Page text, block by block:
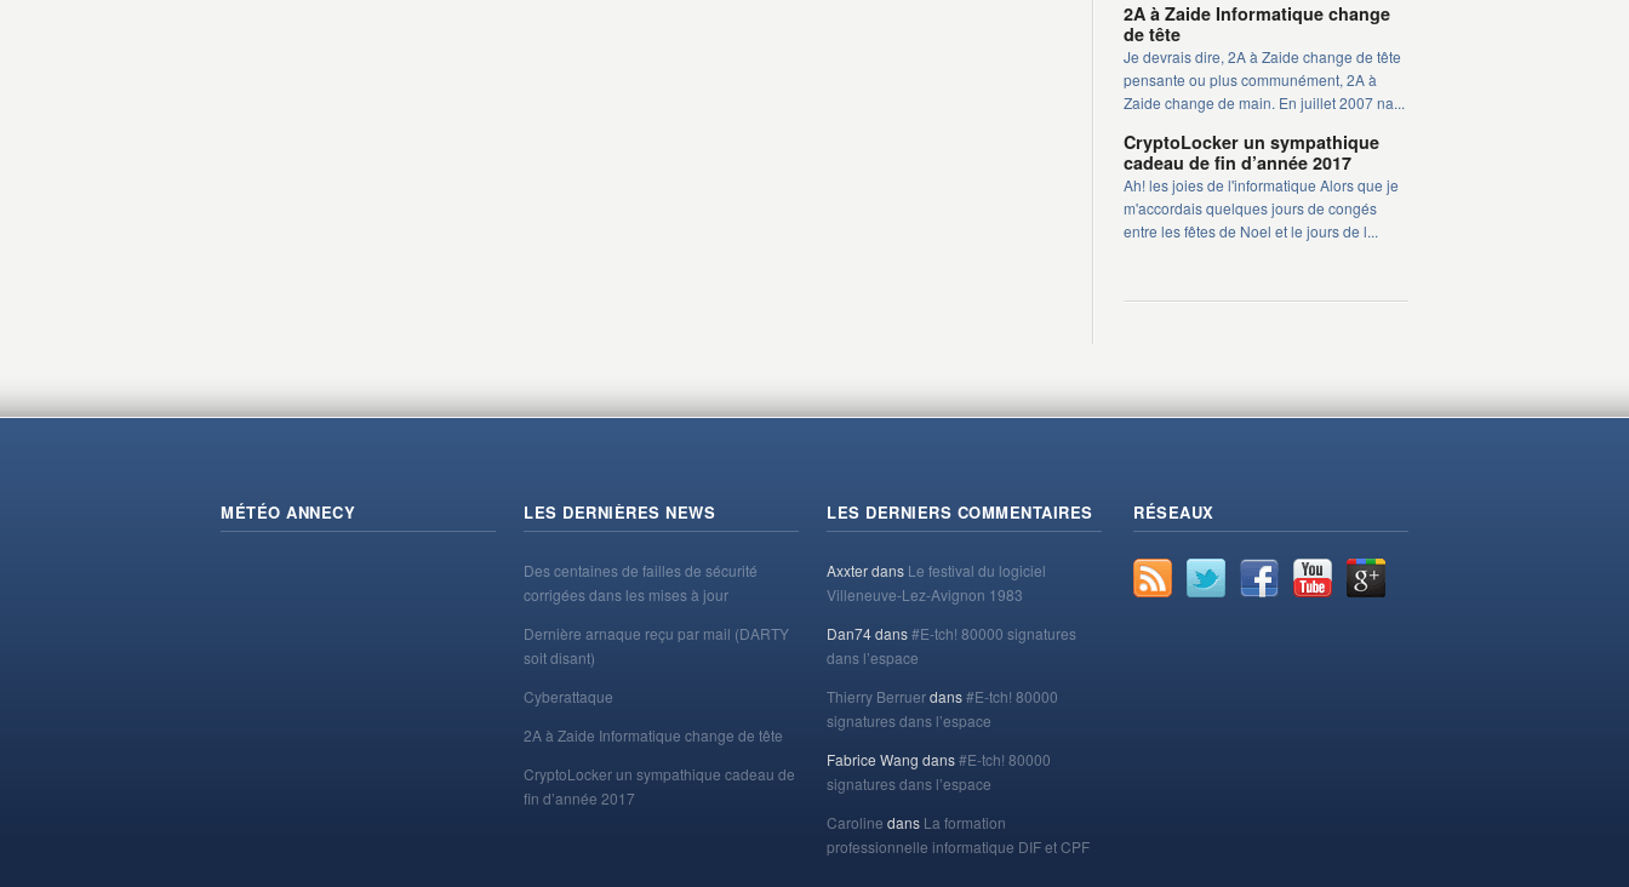
2A à Zaide Informatique change
de tête
Je devrais dire, 2A à Zaide change de tête
pensante ou plus communément, 2A à
Zaide change de main. En juillet 2007 na...
CryptoLocker un sympathique
cadeau de fin d’année 2017
Ah! les joies de l'informatique Alors que je
m'accordais quelques jours de congés
entre les fêtes de Noel et le jours de l...
MÉTÉO ANNECY LES DERNIÈRES NEWS
Des centaines de failles de sécurité
corrigées dans les mises à jour
Dernière arnaque reçu par mail (DARTY
soit disant)
Cyberattaque
2A à Zaide Informatique change de tête
CryptoLocker un sympathique cadeau de
fin d’année 2017
LES DERNIERS COMMENTAIRES
Axxterdans Le festival du logiciel
Villeneuve-Lez-Avignon 1983
Dan74dans#E-tch! 80000 signatures
dans l’espace
Thierry Berruerdans#E-tch! 80000
signatures dans l’espace
Fabrice Wang dans#E-tch! 80000
signatures dans l’espace
Caroline dans La formation
professionnelle informatique DIF et CPF
RÉSEAUX